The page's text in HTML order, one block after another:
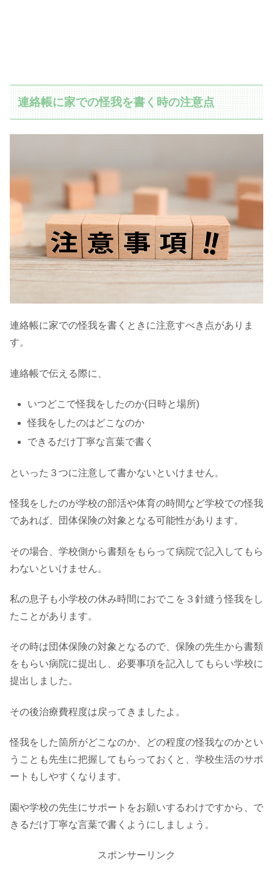
連絡帳に家での怪我を書く時の注意点
連絡帳に家での怪我を書くときに注意すべき点がありま
す。
連絡帳で伝える際に、
いつどこで怪我をしたのか(日時と場所)
怪我をしたのはどこなのか
できるだけ丁寧な言葉で書く
といった３つに注意して書かないといけません。
怪我をしたのが学校の部活や体育の時間など学校での怪我
であれば、団体保険の対象となる可能性があります。
その場合、学校側から書類をもらって病院で記入してもら
わないといけません。
私の息子も小学校の休み時間におでこを３針縫う怪我をし
たことがあります。
その時は団体保険の対象となるので、保険の先生から書類
をもらい病院に提出し、必要事項を記入してもらい学校に
提出しました。
その後治療費程度は戻ってきましたよ。
怪我をした箇所がどこなのか、どの程度の怪我なのかとい
うことも先生に把握してもらっておくと、学校生活のサポ
ートもしやすくなります。
園や学校の先生にサポートをお願いするわけですから、で
きるだけ丁寧な言葉で書くようにしましょう。
スポンサーリンク